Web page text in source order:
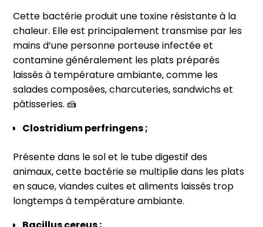
Cette bactérie produit une toxine résistante à la
chaleur. Elle est principalement transmise par les
mains d’une personne porteuse infectée et
contamine généralement les plats préparés
laissés à température ambiante, comme les
salades composées, charcuteries, sandwichs et
pâtisseries. 🍰
Clostridium perfringens ;
Présente dans le sol et le tube digestif des
animaux, cette bactérie se multiplie dans les plats
en sauce, viandes cuites et aliments laissés trop
longtemps à température ambiante.